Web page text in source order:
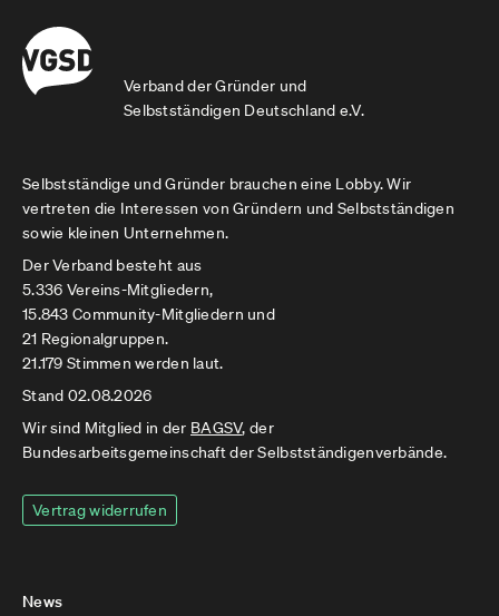
Verband der Gründer und
Selbstständigen Deutschland e.V.
Selbstständige und Gründer brauchen eine Lobby. Wir
vertreten die Interessen von Gründern und Selbstständigen
sowie kleinen Unternehmen.
Der Verband besteht aus
5.336 Vereins-Mitgliedern,
15.843 Community-Mitgliedern und
21 Regionalgruppen.
21.179 Stimmen werden laut.
Stand 02.08.2026
Wir sind Mitglied in der BAGSV, der
Bundesarbeitsgemeinschaft der Selbstständigenverbände.
Vertrag widerrufen
News